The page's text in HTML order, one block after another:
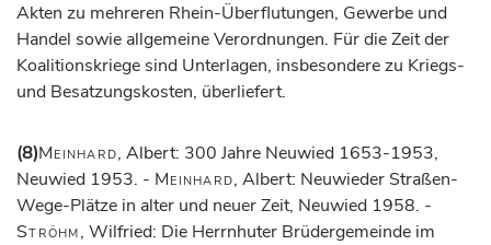
Akten zu mehreren Rhein-Überflutungen, Gewerbe und
Handel sowie allgemeine Verordnungen. Für die Zeit der
Koalitionskriege sind Unterlagen, insbesondere zu Kriegs-
und Besatzungskosten, überliefert.
(8)Meinhard, Albert: 300 Jahre Neuwied 1653-1953,
Neuwied 1953. - Meinhard, Albert: Neuwieder Straßen-
Wege-Plätze in alter und neuer Zeit, Neuwied 1958. -
Ströhm, Wilfried: Die Herrnhuter Brüdergemeinde im